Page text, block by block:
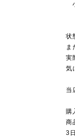
状
ま
実
気
当
購
商
3